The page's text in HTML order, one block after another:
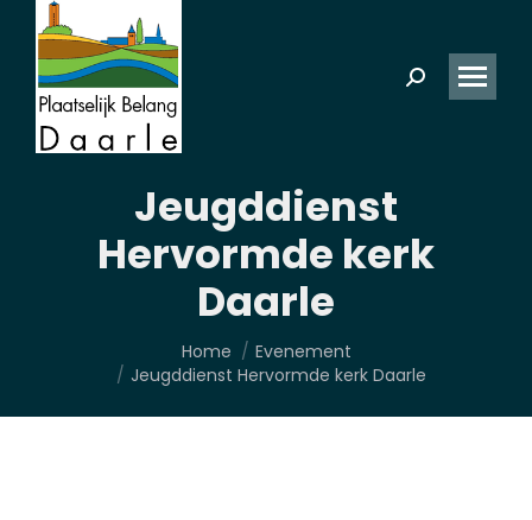
Zoeken:
Jeugddienst
Hervormde kerk
Daarle
Home
Evenement
Jeugddienst Hervormde kerk Daarle